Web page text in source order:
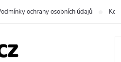
ochrany osobních údajů